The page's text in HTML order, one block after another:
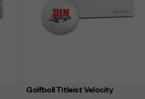
Golfboll Titleist Velocity